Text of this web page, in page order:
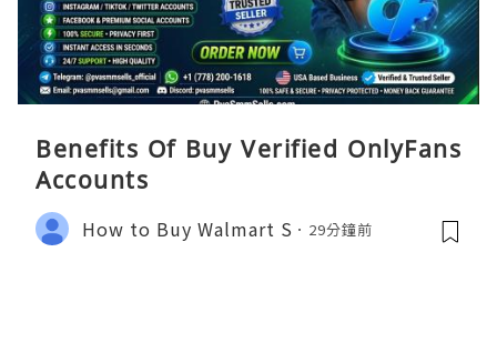
Benefits Of Buy Verified OnlyFans
Accounts
How to Buy Walmart S 29分鐘前